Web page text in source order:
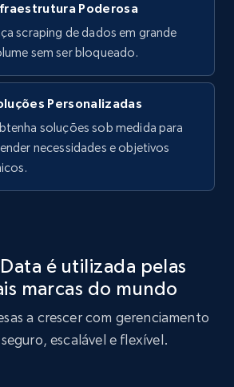
1.2K+ Comece grátis
- Posts - Getting x
of profiles
Name, Description, Date
URL, Quoted post, and more.
Biography, Awg
Comment engagement rate,
rate, Bio link, Predicted lang,
Poderosa
scraping de dados em grande
sem ser bloqueado.
Personalizadas
soluções sob medida para
necessidades e objetivos
é utilizada pelas
marcas do mundo
a crescer com gerenciamento
escalável e flexível.